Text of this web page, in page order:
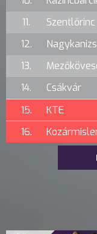
11.
Szentlőrinc
12.
13.
14.
Csákvár
15.
KTE
16.